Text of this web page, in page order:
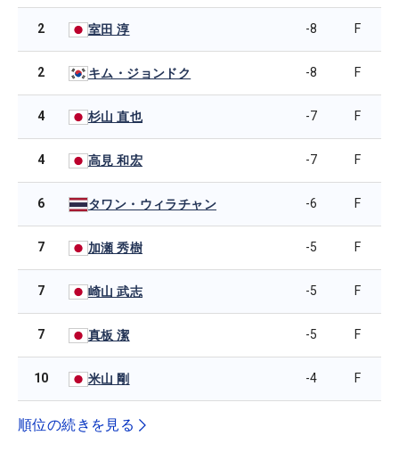
2 室田 淳 -8 F
2 キム・ジョンドク -8 F
4 杉山 直也 -7 F
4 高見 和宏 -7 F
6 タワン・ウィラチャン -6 F
7 加瀬 秀樹 -5 F
7 崎山 武志 -5 F
7 真板 潔 -5 F
10 米山 剛 -4 F
順位の続きを見る